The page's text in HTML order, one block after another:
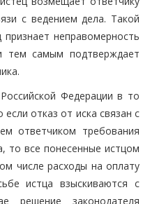
с ведением дела. Такой
неправомерность
тем самым подтверждает
Федерации в то
отказ от иска связан с
ответчиком требования
то все понесенные истцом
числе расходы на оплату
истца взыскиваются с
решение законодателя